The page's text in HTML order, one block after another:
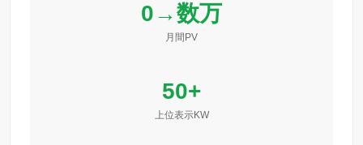
0→数万
月間PV
50+
上位表示KW